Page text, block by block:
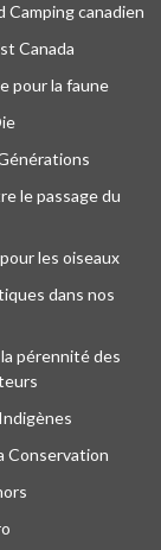
Camping canadien
Canada
pour la faune
le passage du
les oiseaux
dans nos
pérennité des
Conservation